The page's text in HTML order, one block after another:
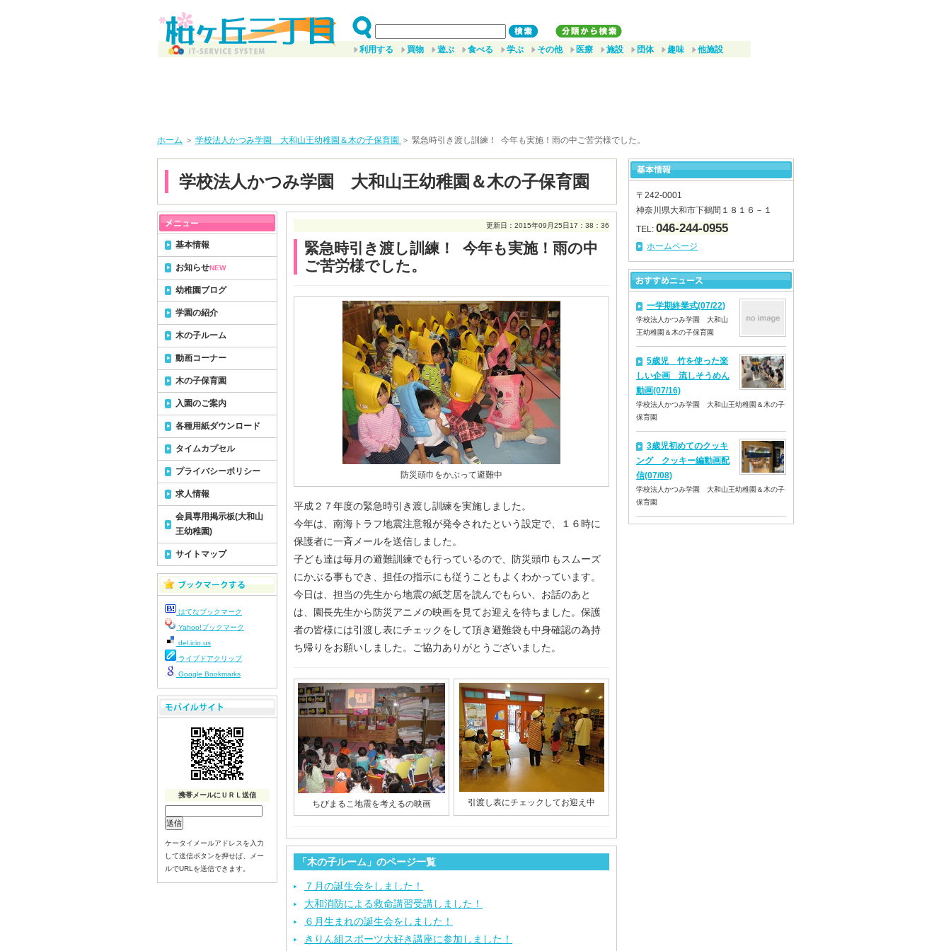
利用する 買物 遊ぶ 食べる 学ぶ その他 医療 施設 団体 趣味 他施設
ホーム ＞ 学校法人かつみ学園 大和山王幼稚園＆木の子保育園 ＞ 緊急時引き渡し訓練！ 今年も実施！雨の中ご苦労様でした。
学校法人かつみ学園 大和山王幼稚園＆木の子保育園
更新日：2015年09月25日17：38：36
緊急時引き渡し訓練！ 今年も実施！雨の中
ご苦労様でした。
防災頭巾をかぶって避難中
平成２７年度の緊急時引き渡し訓練を実施しました。
今年は、南海トラフ地震注意報が発令されたという設定で、１６時に
保護者に一斉メールを送信しました。
子ども達は毎月の避難訓練でも行っているので、防災頭巾もスムーズ
にかぶる事もでき、担任の指示にも従うこともよくわかっています。
今日は、担当の先生から地震の紙芝居を読んでもらい、お話のあと
は、園長先生から防災アニメの映画を見てお迎えを待ちました。保護
者の皆様には引渡し表にチェックをして頂き避難袋も中身確認の為持
ち帰りをお願いしました。ご協力ありがとうございました。
ちびまるこ地震を考えるの映画 引渡し表にチェックしてお迎え中
「木の子ルーム」のページ一覧
７月の誕生会をしました！
大和消防による救命講習受講しました！
６月生まれの誕生会をしました！
きりん組スポーツ大好き講座に参加しました！
基本情報
お知らせNEW
幼稚園ブログ
学園の紹介
木の子ルーム
動画コーナー
木の子保育園
入園のご案内
各種用紙ダウンロード
タイムカプセル
プライバシーポリシー
求人情報
会員専用掲示板(大和山
王幼稚園)
サイトマップ
はてなブックマーク
Yahoo!ブックマーク
del.icio.us
ライブドアクリップ
Google Bookmarks
携帯メールにＵＲＬ送信
ケータイメールアドレスを入力
して送信ボタンを押せば、メー
ルでURLを送信できます。
〒242-0001
神奈川県大和市下鶴間１８１６－１
TEL: 046-244-0955
ホームページ
一学期終業式(07/22)
学校法人かつみ学園 大和山
王幼稚園＆木の子保育園
5歳児 竹を使った楽
しい企画 流しそうめん
動画(07/16)
学校法人かつみ学園 大和山王幼稚園＆木の子
保育園
3歳児初めてのクッキ
ング クッキー編動画配
信(07/08)
学校法人かつみ学園 大和山王幼稚園＆木の子
保育園